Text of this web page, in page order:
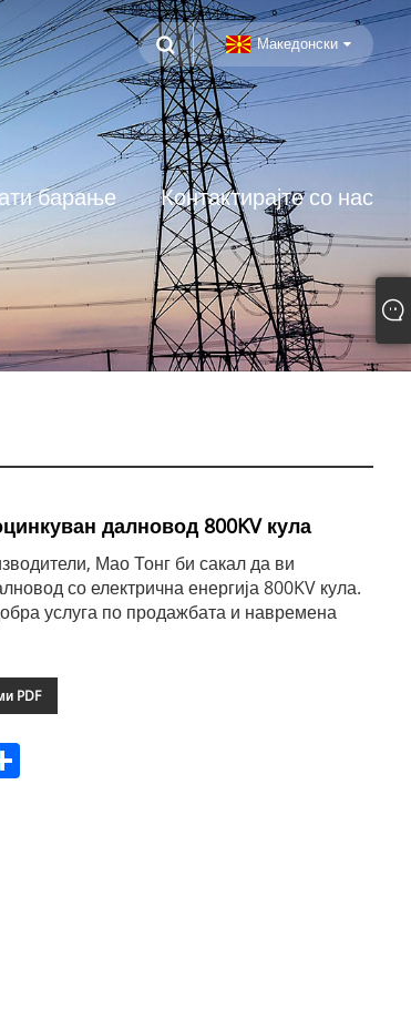
Македонски
барање Контактирајте со нас
далновод 800KV кула
Мао Тонг би сакал да ви
со електрична енергија 800KV кула.
услуга по продажбата и навремена
PDF